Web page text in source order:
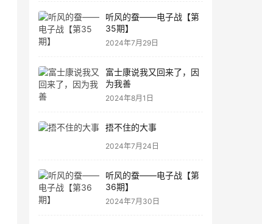
听风的蚕——电子战【第
35期】
2024年7月29日
富士康说我又回来了，因
为我善
2024年8月1日
捂不住的大事
2024年7月24日
听风的蚕——电子战【第
36期】
2024年7月30日